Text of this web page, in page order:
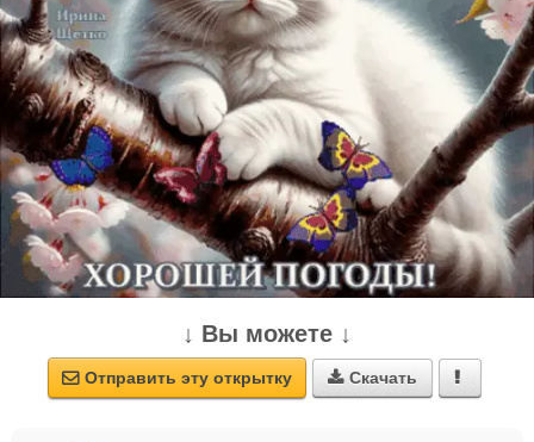
↓ Вы можете ↓
 Отправить эту открытку  Скачать 